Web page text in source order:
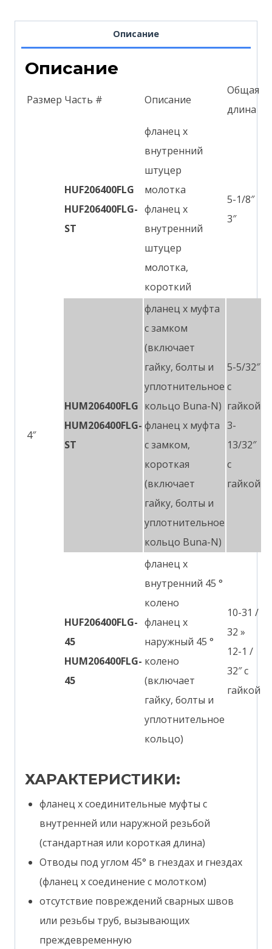
Описание
Описание
Размер Часть # Описание
Общая
длина
4″
HUF206400FLG
HUF206400FLG-
ST
фланец x
внутренний
штуцер
молотка
фланец x
внутренний
штуцер
молотка,
короткий
5-1/8″
3″
HUM206400FLG
HUM206400FLG-
ST
фланец x муфта
с замком
(включает
гайку, болты и
уплотнительное
кольцо Buna-N)
фланец x муфта
с замком,
короткая
(включает
гайку, болты и
уплотнительное
кольцо Buna-N)
5-5/32″
с
гайкой
3-
13/32″
с
гайкой
HUF206400FLG-
45
HUM206400FLG-
45
фланец x
внутренний 45 °
колено
фланец x
наружный 45 °
колено
(включает
гайку, болты и
уплотнительное
кольцо)
10-31 /
32 »
12-1 /
32″ с
гайкой
ХАРАКТЕРИСТИКИ:
фланец x соединительные муфты с
внутренней или наружной резьбой
(стандартная или короткая длина)
Отводы под углом 45° в гнездах и гнездах
(фланец x соединение с молотком)
отсутствие повреждений сварных швов
или резьбы труб, вызывающих
преждевременную